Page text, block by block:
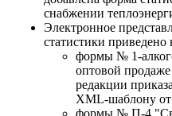
снабжении
Электронное
статистики
формы № 1-
оптовой
редакции
XML-шаблону от
формы № П-4